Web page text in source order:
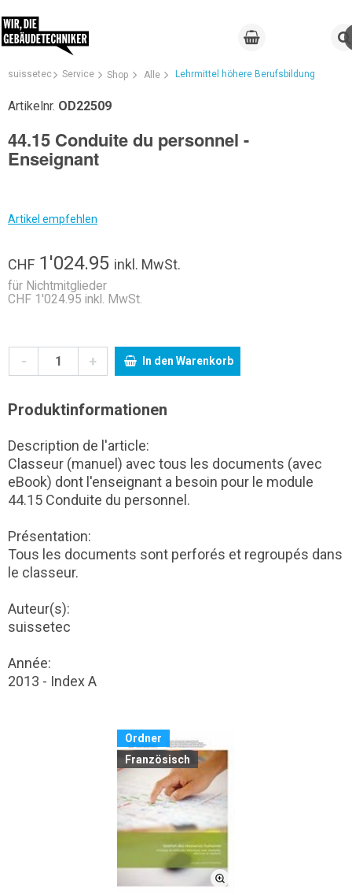
suissetec Service Shop Alle Lehrmittel höhere Berufsbildung
Artikelnr. OD22509
44.15 Conduite du personnel -
Enseignant
Artikel empfehlen
CHF 1'024.95 inkl. MwSt.
für Nichtmitglieder
CHF 1'024.95 inkl. MwSt.
- + In den Warenkorb
Produktinformationen
Description de l'article:
Classeur (manuel) avec tous les documents (avec
eBook) dont l'enseignant a besoin pour le module
44.15 Conduite du personnel.
Présentation:
Tous les documents sont perforés et regroupés dans
le classeur.
Auteur(s):
suissetec
Année:
2013 - Index A
Ordner
Französisch